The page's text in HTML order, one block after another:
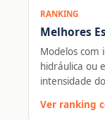
RANKING
Melhores
Modelos com
hidráulica ou
intensidade
Ver ranking